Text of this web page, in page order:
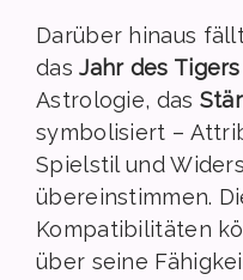
Darüber hinaus
dasJahr des Tigers
Astrologie, das
symbolisiert –
Spielstil und
übereinstimmen.
Kompatibilitäten
über seine